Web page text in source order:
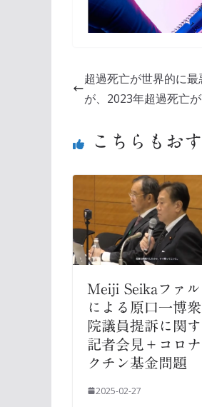
超過死亡が世界的に
が、2023年超過死亡
こちらもお
Meiji Seikaファ
による原口一博
院議員提訴に関す
記者会見＋コロナ
クチン基金問題
2025-02-27